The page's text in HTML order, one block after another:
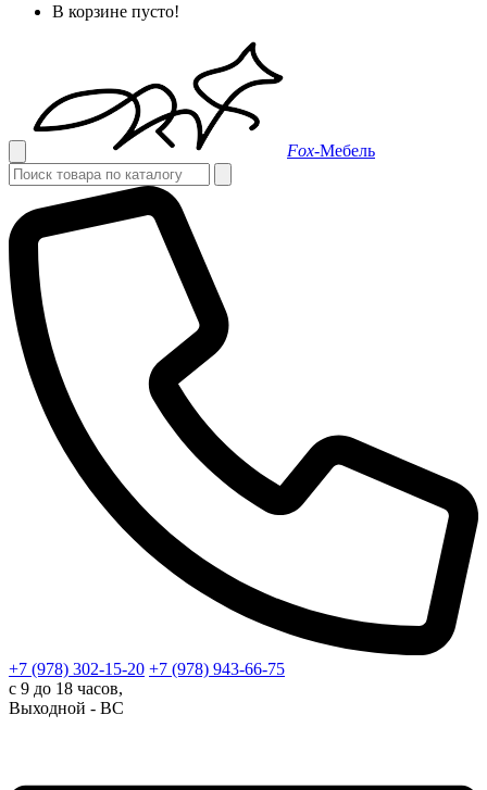
В корзине пусто!
Fox-Мебель
+7 (978) 302-15-20 +7 (978) 943-66-75
с 9 до 18 часов,
Выходной - ВС